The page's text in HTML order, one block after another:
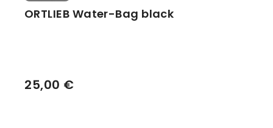
ORTLIEB Water-Bag black
25,00 €